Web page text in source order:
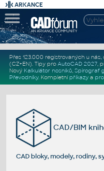
Přes 123.000 registrovaných u nás,
(CZ+EN). Tipy pro AutoCAD 2027,
Nový Kalkulátor nosníků, Spirograf
Převodníky. Kompletní příkazya
CAD/BIM
CAD bloky, modely, rodiny,